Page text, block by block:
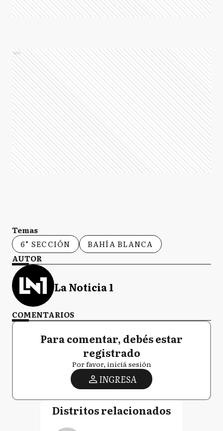
Ads
Temas
6° SECCIÓN
BAHÍA BLANCA
AUTOR
La Noticia 1
COMENTARIOS
Para comentar, debés estar
registrado
Por favor, iniciá sesión
INGRESA
Distritos relacionados